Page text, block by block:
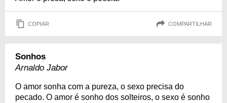
COPIAR COMPARTILHAR
Sonhos
Arnaldo Jabor
O amor sonha com a pureza, o sexo precisa do
pecado. O amor é sonho dos solteiros, o sexo é sonho